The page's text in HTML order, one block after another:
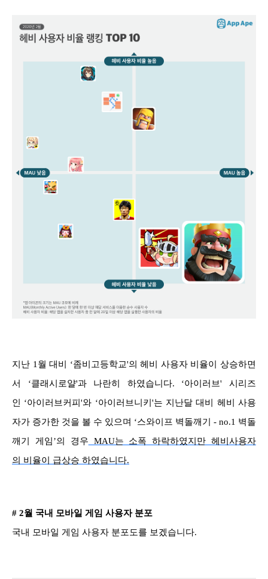
지난 1월 대비 ‘좀비고등학교'의 헤비 사용자 비율이 상승하면
서 ‘클래시로얄'과 나란히 하였습니다. ‘아이러브' 시리즈
인 ‘아이러브커피'와 ‘아이러브니키'는 지난달 대비 헤비 사용
자가 증가한 것을 볼 수 있으며 ‘스와이프 벽돌깨기 - no.1 벽돌
깨기 게임’의 경우 MAU는 소폭 하락하였지만 헤비사용자
의 비율이 급상승 하였습니다.
# 2월 국내 모바일 게임 사용자 분포
국내 모바일 게임 사용자 분포도를 보겠습니다.